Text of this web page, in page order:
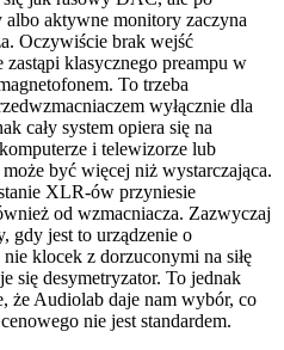
aktywne monitory zaczyna
Oczywiście brak wejść
klasycznego preampu w
To trzeba
wyłącznie dla
cały system opiera się na
i telewizorze lub
być więcej niż wystarczająca.
XLR-ów przyniesie
od wzmacniacza. Zazwyczaj
gdy jest to urządzenie o
klocek z dorzuconymi na siłę
się desymetryzator. To jednak
że Audiolab daje nam wybór, co
nie jest standardem.